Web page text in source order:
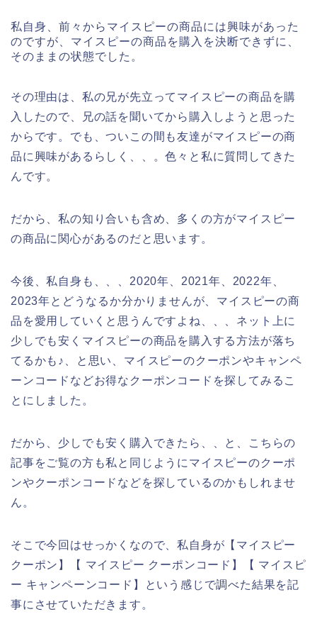
私自身、前々からマイスピーの商品には興味があった
のですが、マイスピーの商品を購入を決断できずに、
そのままの状態でした。
その理由は、私の兄が先立ってマイスピーの商品を購
入したので、兄の話を聞いてから購入しようと思った
からです。でも、ついこの間も友達がマイスピーの商
品に興味があるらしく、、。色々と私に質問してきた
んです。
だから、私の知り合いも含め、多くの方がマイスピー
の商品に関心があるのだと思います。
今後、私自身も、、、2020年、2021年、2022年、
2023年とどうなるか分かりませんが、マイスピーの商
品を愛用していくと思うんですよね、、、ネット上に
少しでも安くマイスピーの商品を購入する方法が落ち
てるかも♪、と思い、マイスピーのクーポンやキャンペ
ーンコードなどお得なクーポンコードを探してみるこ
とにしました。
だから、少しでも安く購入できたら、、と、こちらの
記事をご覧の方も私と同じようにマイスピーのクーポ
ンやクーポンコードなどを探しているのかもしれませ
ん。
そこで今回はせっかくなので、私自身が【マイスピー
クーポン】【 マイスピー クーポンコード】【 マイスピ
ー キャンペーンコード】という感じで調べた結果を記
事にさせていただきます。